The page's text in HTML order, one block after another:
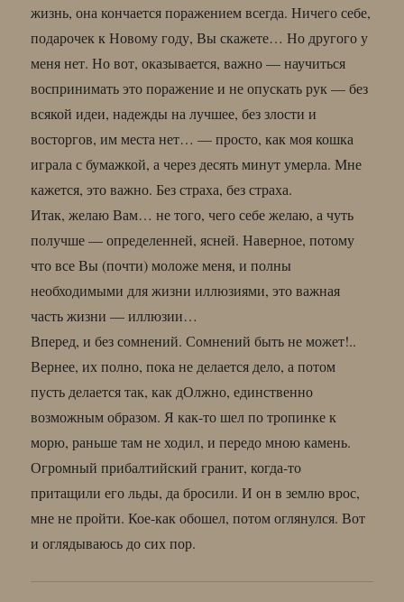
жизнь, она кончается поражением всегда. Ничего себе,
подарочек к Новому году, Вы скажете… Но другого у
меня нет. Но вот, оказывается, важно — научиться
воспринимать это поражение и не опускать рук — без
всякой идеи, надежды на лучшее, без злости и
восторгов, им места нет… — просто, как моя кошка
играла с бумажкой, а через десять минут умерла. Мне
кажется, это важно. Без страха, без страха.
Итак, желаю Вам… не того, чего себе желаю, а чуть
получше — определенней, ясней. Наверное, потому
что все Вы (почти) моложе меня, и полны
необходимыми для жизни иллюзиями, это важная
часть жизни — иллюзии…
Вперед, и без сомнений. Сомнений быть не может!..
Вернее, их полно, пока не делается дело, а потом
пусть делается так, как дОлжно, единственно
возможным образом. Я как-то шел по тропинке к
морю, раньше там не ходил, и передо мною камень.
Огромный прибалтийский гранит, когда-то
притащили его льды, да бросили. И он в землю врос,
мне не пройти. Кое-как обошел, потом оглянулся. Вот
и оглядываюсь до сих пор.